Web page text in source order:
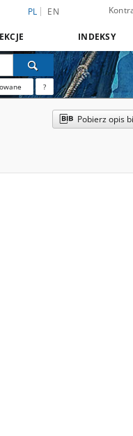
PL EN
INDEKSY
?
Pobierz opis